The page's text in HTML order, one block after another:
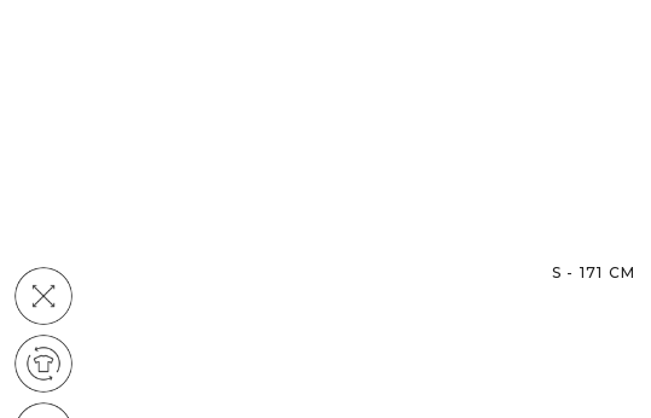
S - 171 CM